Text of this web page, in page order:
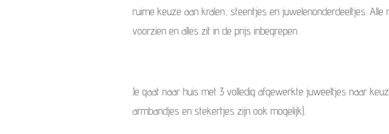
ruime keuze aan kralen, steentjes en juwelenonderdeeltjes. Alle
voorzien en alles zit in de prijs inbegrepen.
Je gaat naar huis met 3 volledig afgewerkte juweeltjes naar
armbandjes en stekertjes zijn ook mogelijk).